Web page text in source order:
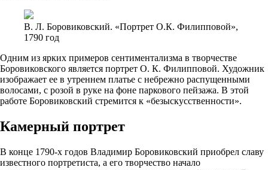
В. Л. Боровиковский. «Портрет О.К. Филипповой»,
1790 год
Одним из ярких примеров сентиментализма в творчестве
Боровиковского является портрет О. К. Филипповой. Художник
изображает ее в утреннем платье с небрежно распущенными
волосами, с розой в руке на фоне паркового пейзажа. В этой
работе Боровиковский стремится к «безыскусственности».
Камерный портрет
В конце 1790-х годов Владимир Боровиковский приобрел славу
известного портретиста, а его творчество начало